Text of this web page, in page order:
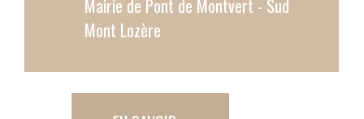
Mairie de Pont de Montvert - Sud
Mont Lozère